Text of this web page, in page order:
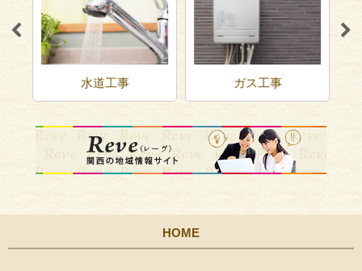
水道工事 ガス工事
HOME